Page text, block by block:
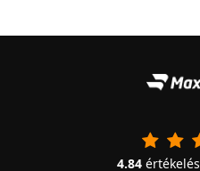
4.84értékelés